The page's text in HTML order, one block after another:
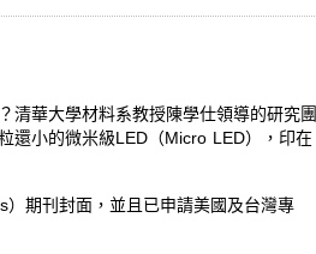
清華大學材料系教授陳學仕領導的研究團
還小的微米級LED（Micro LED），印在
期刊封面，並且已申請美國及台灣專